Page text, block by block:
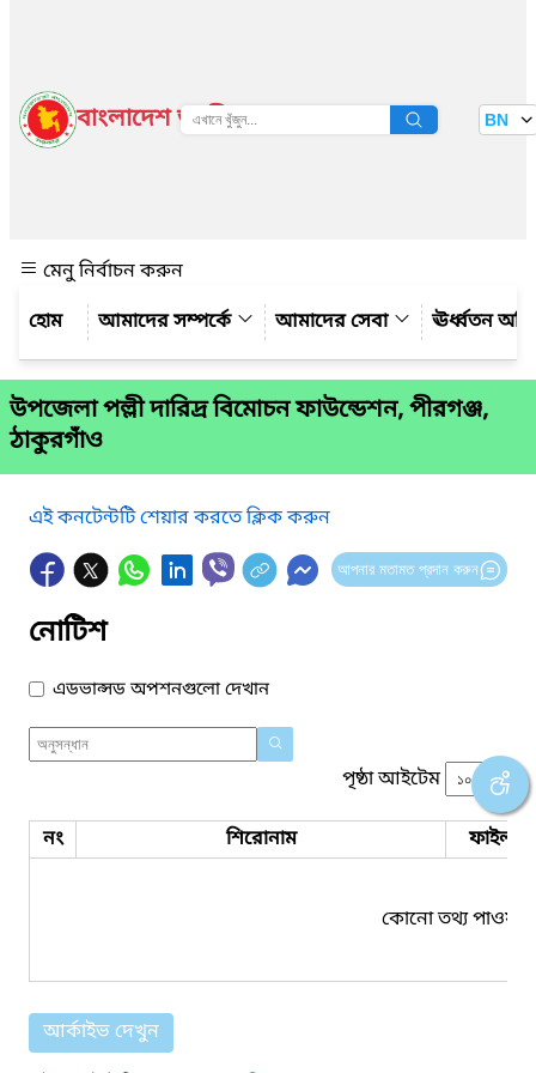
বাংলাদেশ জাতীয় তথ্য বাতায়ন BN
মেনু নির্বাচন করুন
আমাদের সম্পর্কে
আমাদের সেবা ঊর্ধ্বতন
উপজেলা পল্লী দারিদ্র বিমোচন ফাউন্ডেশন, পীরগঞ্জ,
ঠাকুরগাঁও
এই কনটেন্টটি শেয়ার করতে ক্লিক করুন
আপনার মতামত প্রদান করুন
নোটিশ
এডভান্সড অপশনগুলো দেখান
পৃষ্ঠা আইটেম
নং শিরোনাম ফাইল
কোনো তথ্য পাওয়া
আর্কাইভ দেখুন